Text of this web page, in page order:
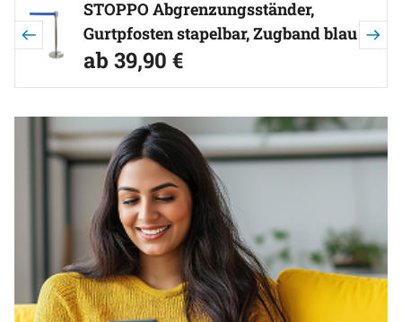
STOPPO Abgrenzungsständer,
Gurtpfosten stapelbar, Zugband blau
ab:
ab 39,90 €